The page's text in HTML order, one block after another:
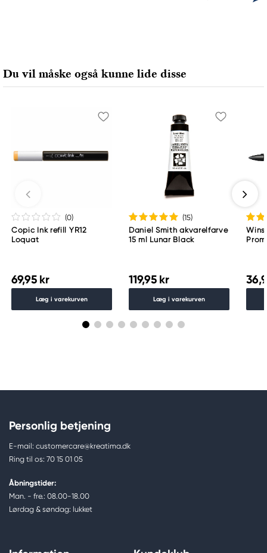
Du vil måske også kunne lide disse
(0)
Copic Ink refill YR12
Loquat
69,95 kr
Læg i varekurven
(15)
Daniel Smith akvarelfarve
15 ml Lunar Black
119,95 kr
Læg i varekurven
Personlig betjening
E-mail: customercare@kreatima.dk
Ring til os: 70 15 01 05
Åbningstider:
Man. - fre.: 08.00-18.00
Lørdag & søndag: lukket